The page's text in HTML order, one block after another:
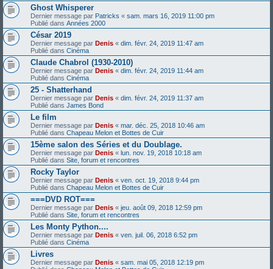
Ghost Whisperer
Dernier message par Patricks « sam. mars 16, 2019 11:00 pm
Publié dans Années 2000
César 2019
Dernier message par Denis « dim. févr. 24, 2019 11:47 am
Publié dans Cinéma
Claude Chabrol (1930-2010)
Dernier message par Denis « dim. févr. 24, 2019 11:44 am
Publié dans Cinéma
25 - Shatterhand
Dernier message par Denis « dim. févr. 24, 2019 11:37 am
Publié dans James Bond
Le film
Dernier message par Denis « mar. déc. 25, 2018 10:46 am
Publié dans Chapeau Melon et Bottes de Cuir
15ème salon des Séries et du Doublage.
Dernier message par Denis « lun. nov. 19, 2018 10:18 am
Publié dans Site, forum et rencontres
Rocky Taylor
Dernier message par Denis « ven. oct. 19, 2018 9:44 pm
Publié dans Chapeau Melon et Bottes de Cuir
===DVD ROT===
Dernier message par Denis « jeu. août 09, 2018 12:59 pm
Publié dans Site, forum et rencontres
Les Monty Python....
Dernier message par Denis « ven. juil. 06, 2018 6:52 pm
Publié dans Cinéma
Livres
Dernier message par Denis « sam. mai 05, 2018 12:19 pm